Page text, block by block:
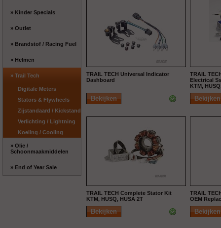
» Kinder Specials
» Outlet
» Brandstof / Racing Fuel
» Helmen
» Trail Tech
Digitale Meters
Stators & Flywheels
Zijstandaard / Kickstand
Verlichting / Lightning
Koeling / Cooling
» Olie /
Schoonmaakmiddelen
» End of Year Sale
TRAIL TECH Universal Indicator
Dashboard
TRAIL
Electrical
KTM,
Bekijken Bekijken
TRAIL TECH Complete Stator Kit
KTM, HUSQ, HUSA 2T
TRAIL
OEM
Bekijken Bekijken